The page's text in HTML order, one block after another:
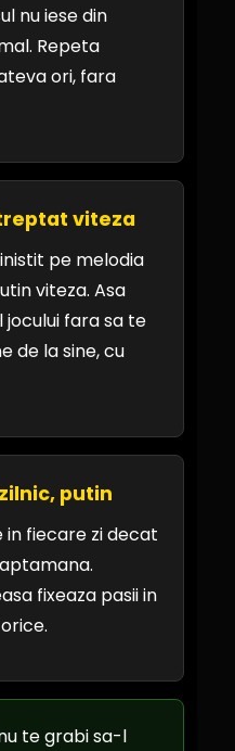
nu iese din
Repeta
ori, fara
viteza
pe melodia
viteza. Asa
jocului fara sa te
de la sine, cu
putin
in fiecare zi decat
fixeaza pasii in
te grabi sa-l